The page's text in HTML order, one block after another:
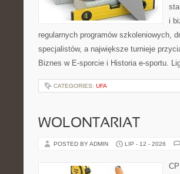
i
regularnych programów szkoleniowych,
specjalistów, a największe turnieje
Biznes w E-sporcie i Historia e-sportu.
CATEGORIES: UFA
WOLONTARIAT
POSTED BY ADMIN LIP - 12 - 2026